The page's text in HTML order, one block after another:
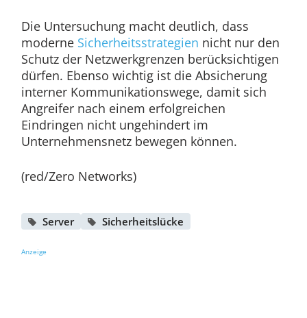
Die Untersuchung macht deutlich, dass
moderne Sicherheitsstrategien nicht nur den
Schutz der Netzwerkgrenzen berücksichtigen
dürfen. Ebenso wichtig ist die Absicherung
interner Kommunikationswege, damit sich
Angreifer nach einem erfolgreichen
Eindringen nicht ungehindert im
Unternehmensnetz bewegen können.
(red/Zero Networks)
Server Sicherheitslücke
Anzeige